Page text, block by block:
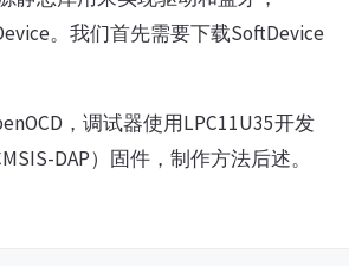
。我们首先需要下载SoftDevice
，调试器使用LPC11U35开发
DAP）固件，制作方法后述。